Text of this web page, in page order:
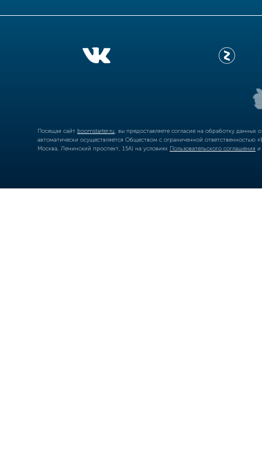
Посещая сайт boomstarter.ru , вы предоставляете согласие на обработку
автоматически осуществляется Обществом с ограниченной
Москва, Ленинский проспект, 15А) на условиях Пользовательского соглашения и